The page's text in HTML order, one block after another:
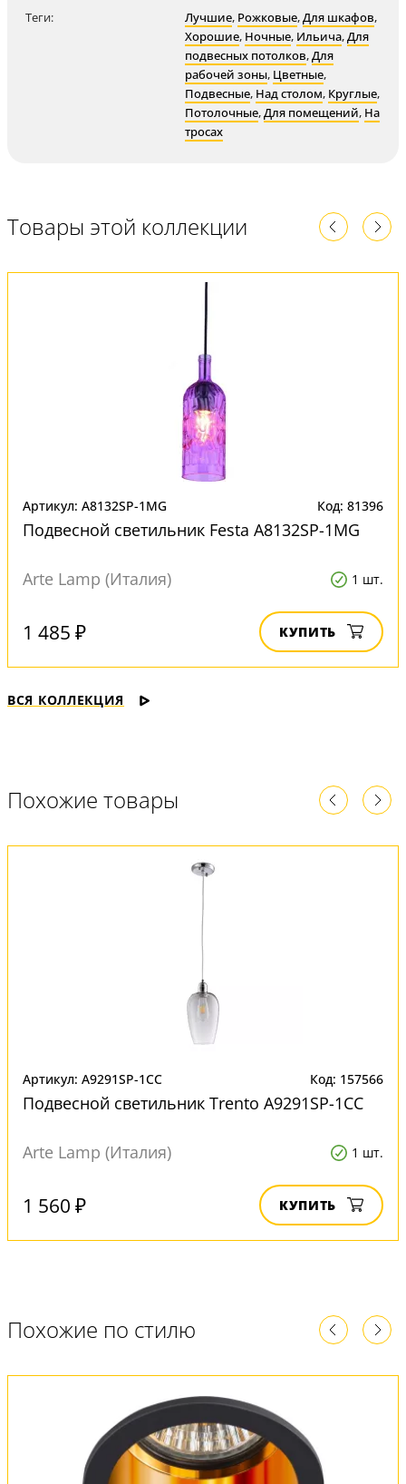
Теги:
Лучшие, Рожковые,Для шкафов,
Хорошие, Ночные, Ильича,Для
подвесных потолков,Для
рабочей зоны, Цветные,
Подвесные, Над столом, Круглые,
Потолочные,Для помещений, На
тросах
Товары этой коллекции
Артикул: A8132SP-1MG Код: 81396
Подвесной светильник Festa A8132SP-1MG
Arte Lamp (Италия) 1 шт.
1 485 ₽ КУПИТЬ
ВСЯ КОЛЛЕКЦИЯ
Похожие товары
Артикул: A9291SP-1CC Код: 157566
Подвесной светильник Trento A9291SP-1CC
Arte Lamp (Италия) 1 шт.
1 560 ₽ КУПИТЬ
Похожие по стилю